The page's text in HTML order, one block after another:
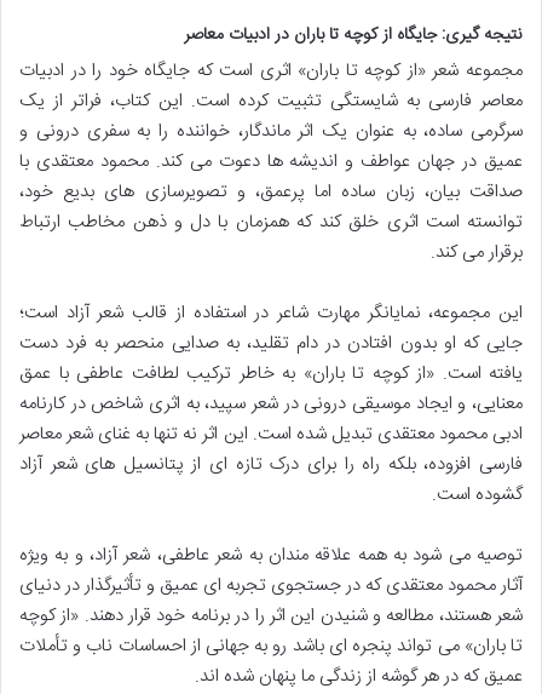
نتیجه گیری: جایگاه از کوچه تا باران در ادبیات معاصر
مجموعه شعر «از کوچه تا باران» اثری است که جایگاه خود را در ادبیات
معاصر فارسی به شایستگی تثبیت کرده است. این کتاب، فراتر از یک
سرگرمی ساده، به عنوان یک اثر ماندگار، خواننده را به سفری درونی و
عمیق در جهان عواطف و اندیشه ها دعوت می کند. محمود معتقدی با
صداقت بیان، زبان ساده اما پرعمق، و تصویرسازی های بدیع خود،
توانسته است اثری خلق کند که همزمان با دل و ذهن مخاطب ارتباط
برقرار می کند.
این مجموعه، نمایانگر مهارت شاعر در استفاده از قالب شعر آزاد است؛
جایی که او بدون افتادن در دام تقلید، به صدایی منحصر به فرد دست
یافته است. «از کوچه تا باران» به خاطر ترکیب لطافت عاطفی با عمق
معنایی، و ایجاد موسیقی درونی در شعر سپید، به اثری شاخص در کارنامه
ادبی محمود معتقدی تبدیل شده است. این اثر نه تنها به غنای شعر معاصر
فارسی افزوده، بلکه راه را برای درک تازه ای از پتانسیل های شعر آزاد
گشوده است.
توصیه می شود به همه علاقه مندان به شعر عاطفی، شعر آزاد، و به ویژه
آثار محمود معتقدی که در جستجوی تجربه ای عمیق و تأثیرگذار در دنیای
شعر هستند، مطالعه و شنیدن این اثر را در برنامه خود قرار دهند. «از کوچه
تا باران» می تواند پنجره ای باشد رو به جهانی از احساسات ناب و تأملات
عمیق که در هر گوشه از زندگی ما پنهان شده اند.